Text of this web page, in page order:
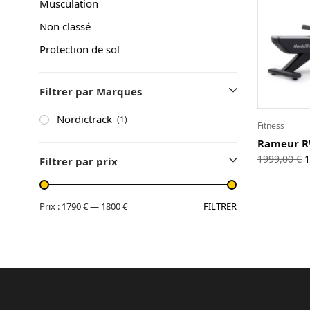
Musculation
Non classé
Protection de sol
Filtrer par Marques
Nordictrack (1)
Filtrer par prix
FILTRER
Prix : 1790 €— 1800 €
Fitness
Rameur
1999,00€